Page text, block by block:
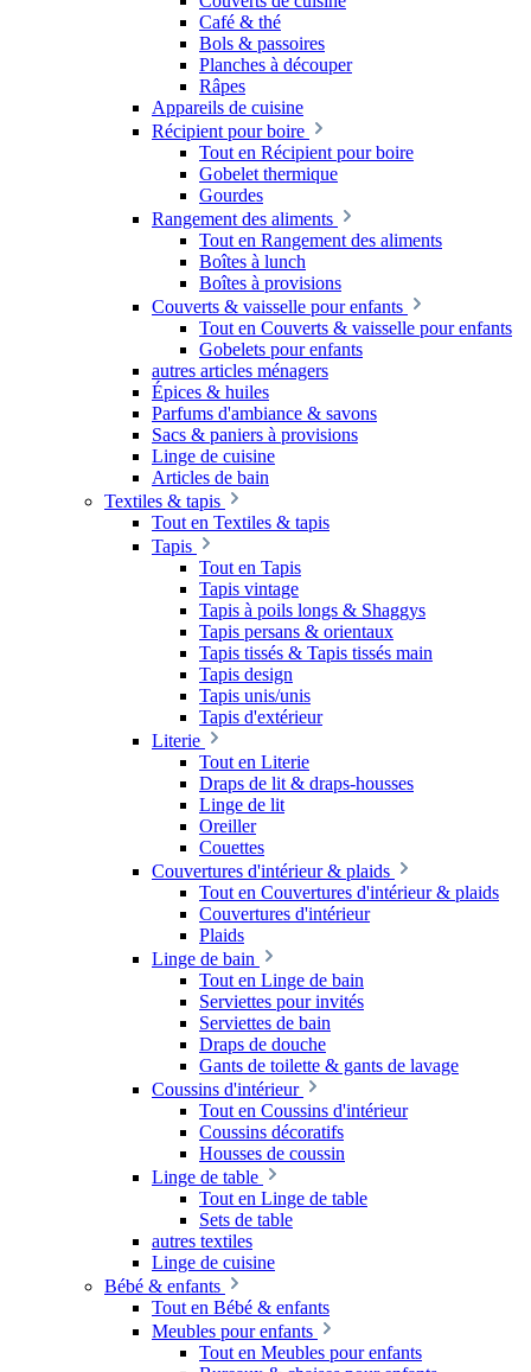
Café & thé
Bols & passoires
Planches à découper
Râpes
Appareils de cuisine
Récipient pour boire
Tout en Récipient pour boire
Gobelet thermique
Gourdes
Rangement des aliments
Tout en Rangement des aliments
Boîtes à lunch
Boîtes à provisions
Couverts & vaisselle pour enfants
Tout en Couverts & vaisselle pour enfants
Gobelets pour enfants
autres articles ménagers
Épices & huiles
Parfums d'ambiance & savons
Sacs & paniers à provisions
Linge de cuisine
Articles de bain
Textiles & tapis
Tout en Textiles & tapis
Tapis
Tout en Tapis
Tapis vintage
Tapis à poils longs & Shaggys
Tapis persans & orientaux
Tapis tissés & Tapis tissés main
Tapis design
Tapis unis/unis
Tapis d'extérieur
Literie
Tout en Literie
Draps de lit & draps-housses
Linge de lit
Oreiller
Couettes
Couvertures d'intérieur & plaids
Tout en Couvertures d'intérieur & plaids
Couvertures d'intérieur
Plaids
Linge de bain
Tout en Linge de bain
Serviettes pour invités
Serviettes de bain
Draps de douche
Gants de toilette & gants de lavage
Coussins d'intérieur
Tout en Coussins d'intérieur
Coussins décoratifs
Housses de coussin
Linge de table
Tout en Linge de table
Sets de table
autres textiles
Linge de cuisine
Bébé & enfants
Tout en Bébé & enfants
Meubles pour enfants
Tout en Meubles pour enfants